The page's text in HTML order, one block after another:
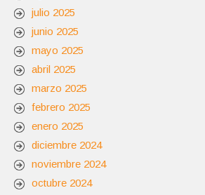
julio 2025
junio 2025
mayo 2025
abril 2025
marzo 2025
febrero 2025
enero 2025
diciembre 2024
noviembre 2024
octubre 2024